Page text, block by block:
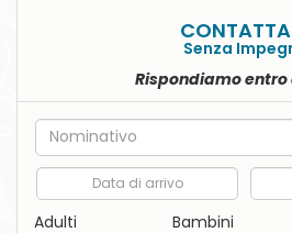
Senza
Rispondiamo entro
Nome
Data di arrivo
Data
Adulti
Bambini